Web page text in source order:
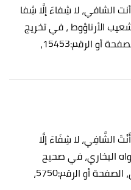
الشافي، لا شِفاءَ إلَّا شِفا
الأرناؤوط ، في تخريج
المسند، عن محمد بن حاطب ، الصفحة أو الرقم:15453،
الشَّافِي، لا شِفَاءَ إلَّا
البخاري، في صحيح
البخاري، عن عائشة أم المؤمنين، الصفحة أو الرقم:5750،